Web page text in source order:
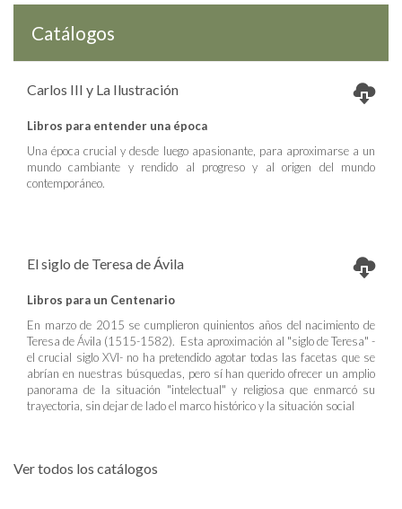
Catálogos
Carlos III y La Ilustración
Libros para entender una época
Una época crucial y desde luego apasionante, para aproximarse a un
mundo cambiante y rendido al progreso y al origen del mundo
contemporáneo.
El siglo de Teresa de Ávila
Libros para un Centenario
En marzo de 2015 se cumplieron quinientos años del nacimiento de
Teresa de Ávila (1515-1582). Esta aproximación al "siglo de Teresa" -
el crucial siglo XVI- no ha pretendido agotar todas las facetas que se
abrían en nuestras búsquedas, pero sí han querido ofrecer un amplio
panorama de la situación "intelectual" y religiosa que enmarcó su
trayectoria, sin dejar de lado el marco histórico y la situación social
Ver todos los catálogos